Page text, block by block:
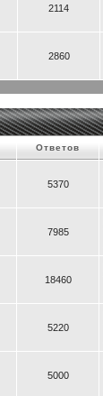
2114
2860
Ответов
5370
7985
18460
5220
5000